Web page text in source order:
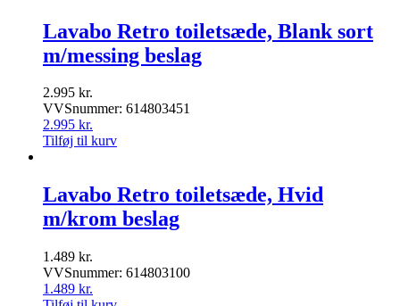
Lavabo Retro toiletsæde, Blank sort
m/messing beslag
2.995 kr.
VVSnummer: 614803451
2.995 kr.
Tilføj til kurv
Lavabo Retro toiletsæde, Hvid
m/krom beslag
1.489 kr.
VVSnummer: 614803100
1.489 kr.